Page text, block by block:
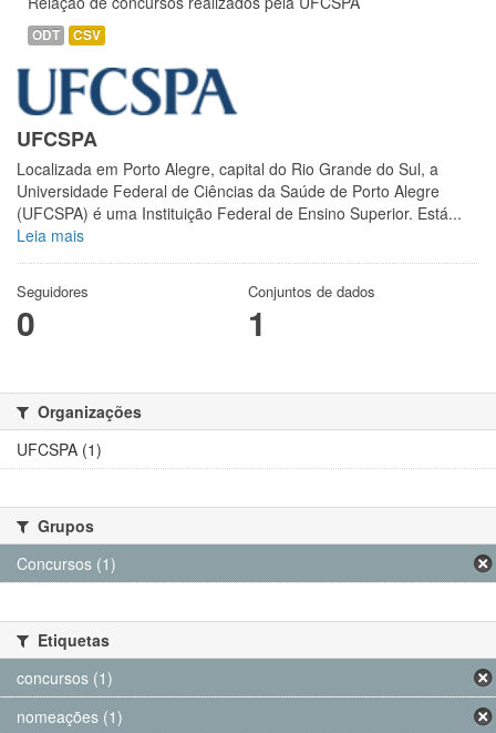
ODT CSV
UFCSPA
Localizada em Porto Alegre, capital do Rio Grande do Sul, a
Universidade Federal de Ciências da Saúde de Porto Alegre
(UFCSPA) é uma Instituição Federal de Ensino Superior. Está...
Leia mais
Seguidores
0
Conjuntos de dados
1
Organizações
UFCSPA (1)
Grupos
Concursos (1)
Etiquetas
concursos (1)
nomeações (1)